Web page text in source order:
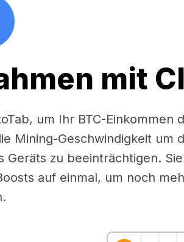
mit
um Ihr BTC-Einkommen
Mining-Geschwindigkeit um
zu beeinträchtigen.
auf einmal, um noch